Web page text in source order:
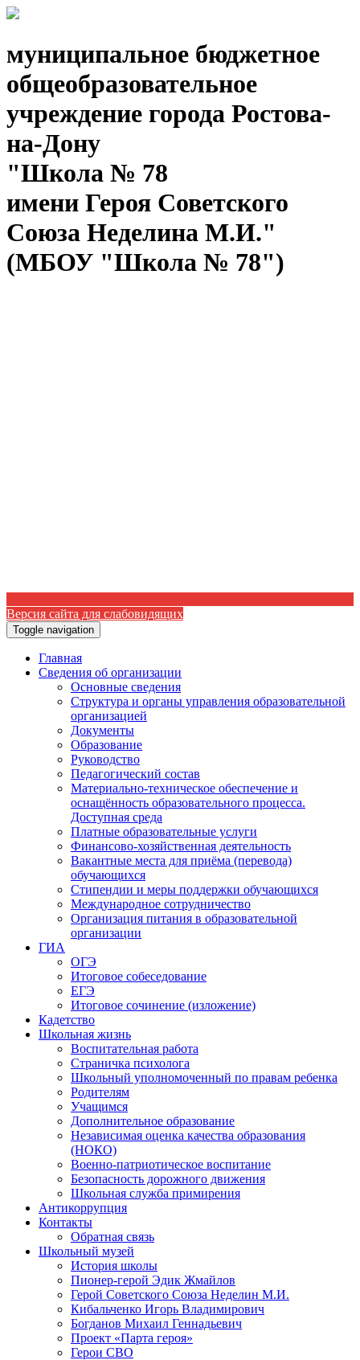
муниципальное бюджетное
общеобразовательное
учреждение города Ростова-
на-Дону
"Школа № 78
имени Героя Советского
Союза Неделина М.И."
(МБОУ "Школа № 78")
Версия сайта для слабовидящих
Toggle navigation
Главная
Сведения об организации
Основные сведения
Структура и органы управления образовательной
организацией
Документы
Образование
Руководство
Педагогический состав
Материально-техническое обеспечение и
оснащённость образовательного процесса.
Доступная среда
Платные образовательные услуги
Финансово-хозяйственная деятельность
Вакантные места для приёма (перевода)
обучающихся
Стипендии и меры поддержки обучающихся
Международное сотрудничество
Организация питания в образовательной
организации
ГИА
ОГЭ
Итоговое собеседование
ЕГЭ
Итоговое сочинение (изложение)
Кадетство
Школьная жизнь
Воспитательная работа
Страничка психолога
Школьный уполномоченный по правам ребенка
Родителям
Учащимся
Дополнительное образование
Независимая оценка качества образования
(НОКО)
Военно-патриотическое воспитание
Безопасность дорожного движения
Школьная служба примирения
Антикоррупция
Контакты
Обратная связь
Школьный музей
История школы
Пионер-герой Эдик Жмайлов
Герой Советского Союза Неделин М.И.
Кибальченко Игорь Владимирович
Богданов Михаил Геннадьевич
Проект «Парта героя»
Герои СВО